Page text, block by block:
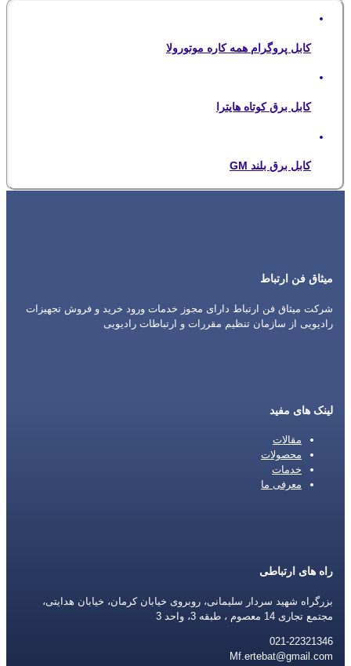
کابل پروگرام همه کاره موتورولا
کابل برق کوتاه هایترا
کابل برق بلند GM
میثاق فن ارتباط
شرکت میثاق فن ارتباط دارای مجوز خدمات ورود خرید و فروش تجهیزات
رادیویی از سازمان تنظیم مقررات و ارتباطات رادیویی
لینک های مفید
مقالات
محصولات
خدمات
معرفی ما
راه های ارتباطی
بزرگراه شهید سردار سلیمانی، روبروی خیابان کرمان، خیابان هدایتی،
مجتمع تجاری 14 معصوم ، طبقه 3، واحد 3
021-22321346
Mf.ertebat@gmail.com